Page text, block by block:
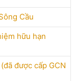
Cầu
hữu hạn
được cấp GCN